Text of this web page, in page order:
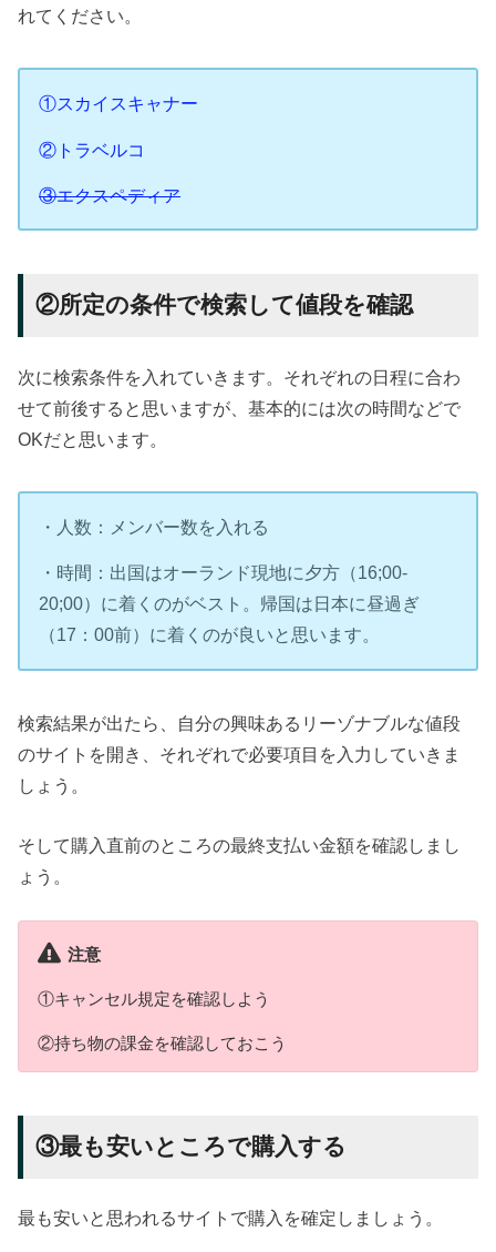
れてください。
①スカイスキャナー
②トラベルコ
③エクスペディア
②所定の条件で検索して値段を確認
次に検索条件を入れていきます。それぞれの日程に合わ
せて前後すると思いますが、基本的には次の時間などで
OKだと思います。
・人数：メンバー数を入れる
・時間：出国はオーランド現地に夕方（16;00-
20;00）に着くのがベスト。帰国は日本に昼過ぎ
（17：00前）に着くのが良いと思います。
検索結果が出たら、自分の興味あるリーゾナブルな値段
のサイトを開き、それぞれで必要項目を入力していきま
しょう。
そして購入直前のところの最終支払い金額を確認しまし
ょう。
注意
①キャンセル規定を確認しよう
②持ち物の課金を確認しておこう
③最も安いところで購入する
最も安いと思われるサイトで購入を確定しましょう。